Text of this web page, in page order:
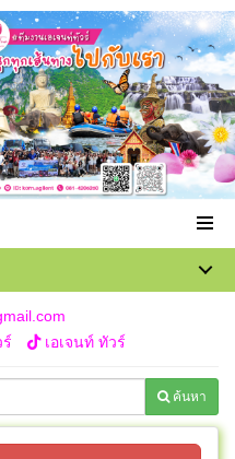
ร์ เอเจนท์ ทัวร์
ค้นหา